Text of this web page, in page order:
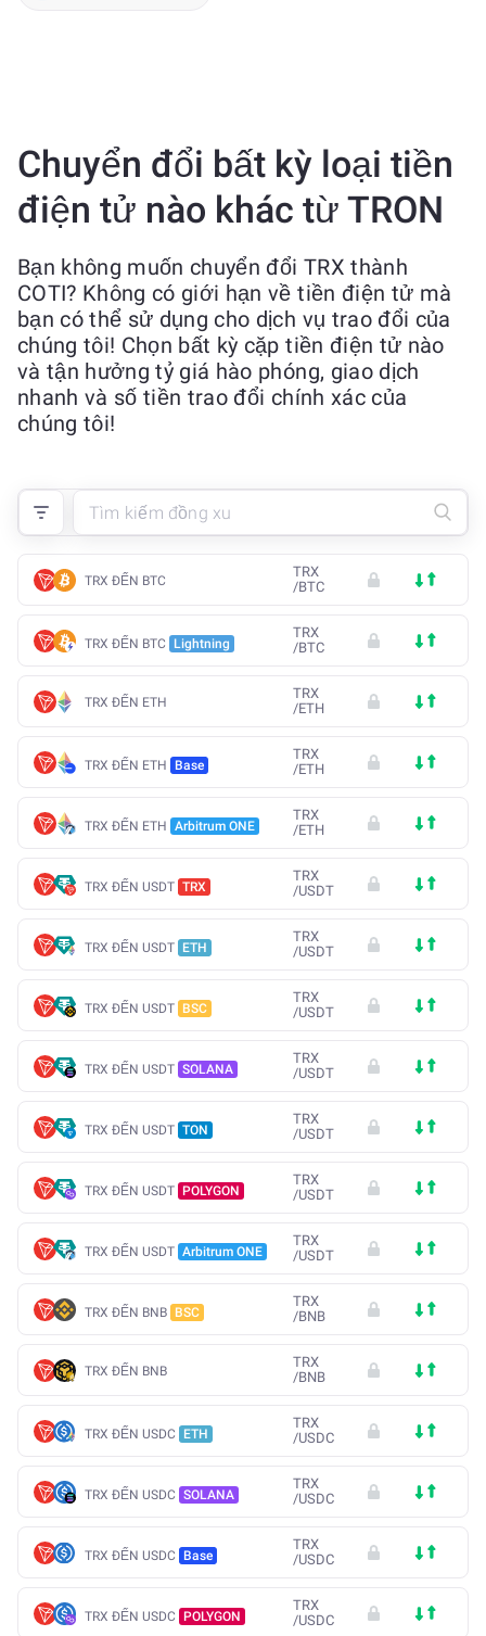
Chuyển đổi bất kỳ loại tiền
điện tử nào khác từ TRON
Bạn không muốn chuyển đổi TRX thành
COTI? Không có giới hạn về tiền điện tử mà
bạn có thể sử dụng cho dịch vụ trao đổi của
chúng tôi! Chọn bất kỳ cặp tiền điện tử nào
và tận hưởng tỷ giá hào phóng, giao dịch
nhanh và số tiền trao đổi chính xác của
chúng tôi!
TRX ĐẾN BTC
TRX
/BTC
TRX ĐẾN BTC Lightning
TRX
/BTC
TRX ĐẾN ETH
TRX
/ETH
TRX ĐẾN ETH Base
TRX
/ETH
TRX ĐẾN ETH Arbitrum ONE
TRX
/ETH
TRX ĐẾN USDT TRX
TRX
/USDT
TRX ĐẾN USDT ETH
TRX
/USDT
TRX ĐẾN USDT BSC
TRX
/USDT
TRX ĐẾN USDT SOLANA
TRX
/USDT
TRX ĐẾN USDT TON
TRX
/USDT
TRX ĐẾN USDT POLYGON
TRX
/USDT
TRX ĐẾN USDT Arbitrum ONE
TRX
/USDT
TRX ĐẾN BNB BSC
TRX
/BNB
TRX ĐẾN BNB
TRX
/BNB
TRX ĐẾN USDC ETH
TRX
/USDC
TRX ĐẾN USDC SOLANA
TRX
/USDC
TRX ĐẾN USDC Base
TRX
/USDC
TRX ĐẾN USDC POLYGON
TRX
/USDC